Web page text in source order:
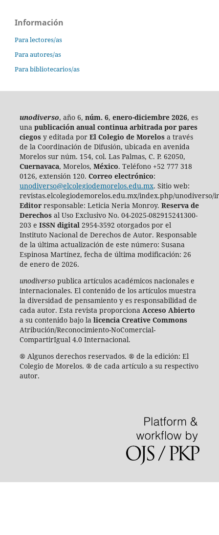
Información
Para lectores/as
Para autores/as
Para bibliotecarios/as
unodiverso, año 6, núm. 6, enero-diciembre 2026, es
unapublicación anual continua arbitrada por pares
ciegosy editada por El Colegio de Morelosa través
de la Coordinación de Difusión, ubicada en avenida
Morelos sur núm. 154, col. Las Palmas, C. P. 62050,
Cuernavaca, Morelos, México. Teléfono +52 777 318
0126, extensión 120. Correo electrónico:
unodiverso@elcolegiodemorelos.edu.mx. Sitio web:
revistas.elcolegiodemorelos.edu.mx/index.php/unodiverso/
Editor responsable: Leticia Neria Monroy. Reserva de
Derechosal Uso Exclusivo No. 04-2025-082915241300-
203 e ISSN digital2954-3592 otorgados por el
Instituto Nacional de Derechos de Autor. Responsable
de la última actualización de este número: Susana
Espinosa Martínez, fecha de última modificación: 26
de enero de 2026.
unodiversopublica artículos académicos nacionales e
internacionales. El contenido de los artículos muestra
la diversidad de pensamiento y es responsabilidad de
cada autor. Esta revista proporciona Acceso Abierto
a su contenido bajo la licencia Creative Commons
Atribución/Reconocimiento-NoComercial-
CompartirIgual 4.0 Internacional.
® Algunos derechos reservados. ® de la edición: El
Colegio de Morelos. ® de cada artículo a su respectivo
autor.